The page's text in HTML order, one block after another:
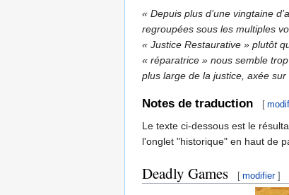
« Depuis plus d’une vingtaine
regroupées sous les multiples
« Justice Restaurative » plutôt
« réparatrice » nous semble
plus large de la justice, axée
Notes de traduction [
Le texte ci-dessous est le
l'onglet "historique" en haut de
Deadly Games [ modifier ]